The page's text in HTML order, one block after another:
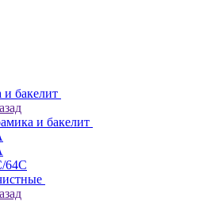
и бакелит
и бакелит
64С